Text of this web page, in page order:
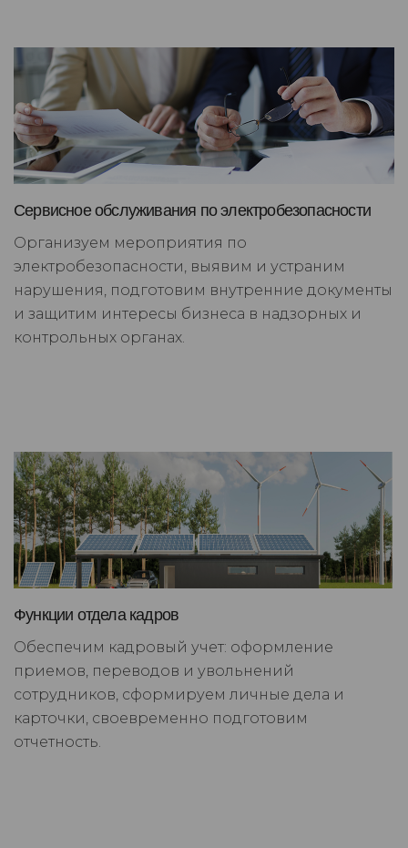
Сервисное обслуживания по электробезопасности
Организуем мероприятия по
электробезопасности, выявим и устраним
нарушения, подготовим внутренние документы
и защитим интересы бизнеса в надзорных и
контрольных органах.
Функции отдела кадров
Обеспечим кадровый учет: оформление
приемов, переводов и увольнений
сотрудников, сформируем личные дела и
карточки, своевременно подготовим
отчетность.